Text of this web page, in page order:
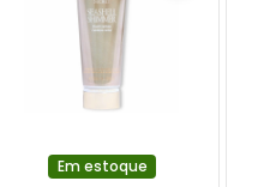
Em estoque